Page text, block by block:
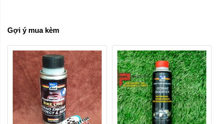
Gợi ý mua kèm